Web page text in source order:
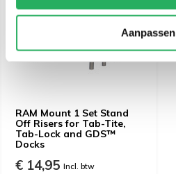
Aanpassen
RAM Mount 1 Set Stand
Off Risers for Tab-Tite,
Tab-Lock and GDS™
Docks
€ 14,95 Incl. btw